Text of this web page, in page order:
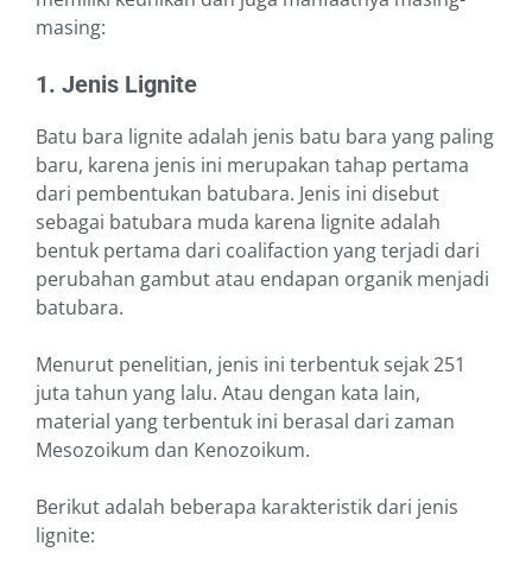
masing:
1. Jenis Lignite
Batu bara lignite adalah jenis batu bara yang paling
baru, karena jenis ini merupakan tahap pertama
dari pembentukan batubara. Jenis ini disebut
sebagai batubara muda karena lignite adalah
bentuk pertama dari coalifaction yang terjadi dari
perubahan gambut atau endapan organik menjadi
batubara.
Menurut penelitian, jenis ini terbentuk sejak 251
juta tahun yang lalu. Atau dengan kata lain,
material yang terbentuk ini berasal dari zaman
Mesozoikum dan Kenozoikum.
Berikut adalah beberapa karakteristik dari jenis
lignite: